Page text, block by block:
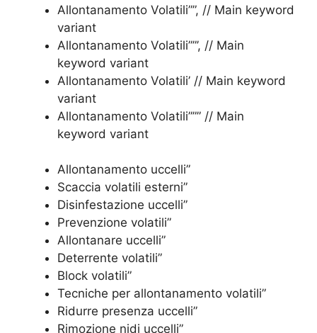
Allontanamento Volatili””, // Main keyword
variant
Allontanamento Volatili””’, // Main
keyword variant
Allontanamento Volatili’ // Main keyword
variant
Allontanamento Volatili””” // Main
keyword variant
Allontanamento uccelli”
Scaccia volatili esterni”
Disinfestazione uccelli”
Prevenzione volatili”
Allontanare uccelli”
Deterrente volatili”
Block volatili”
Tecniche per allontanamento volatili”
Ridurre presenza uccelli”
Rimozione nidi uccelli”